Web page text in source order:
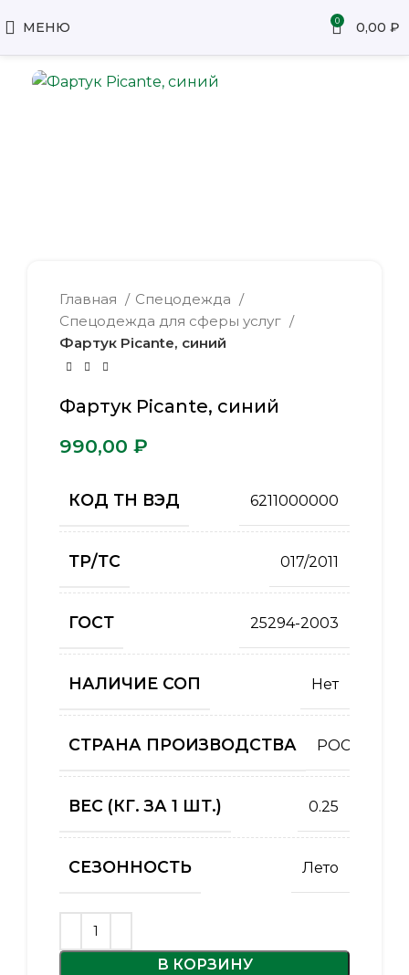
МЕНЮ 0 0,00 ₽
Главная
Спецодежда
Спецодежда для сферы услуг
Фартук Picante, синий
Фартук Picante, синий
₽
КОД ТН ВЭД 6211000000
ТР/ТС 017/2011
ГОСТ 25294-2003
НАЛИЧИЕ СОП Нет
СТРАНА ПРОИЗВОДСТВА РОССИЯ
ВЕС (КГ. ЗА 1 ШТ.) 0.25
СЕЗОННОСТЬ Лето
В КОРЗИНУ